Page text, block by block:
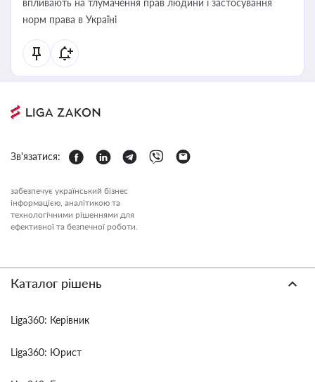
впливають на тлумачення прав людини і застосування
норм права в Україні
Зв'язатися:
забезпечує український бізнес
інформацією, аналітикою та
технологічними рішеннями для
ефективної та безпечної роботи.
Каталог рішень
Liga360: Керівник
Liga360: Юрист